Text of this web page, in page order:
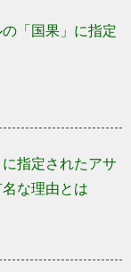
「国果」に指定
指定されたアサ
な理由とは